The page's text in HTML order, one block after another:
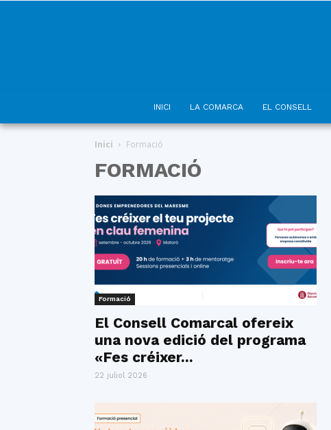
INICI LA COMARCA EL CONSELL
Inici Formació
FORMACIÓ
Formació
El Consell Comarcal ofereix
una nova edició del programa
«Fes créixer...
22 juliol 2026